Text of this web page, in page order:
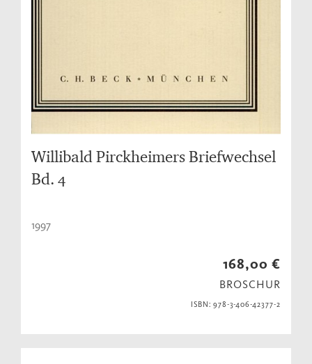
Willibald Pirckheimers Briefwechsel
Bd. 4
1997
168,00 €
BROSCHUR
ISBN: 978-3-406-42377-2